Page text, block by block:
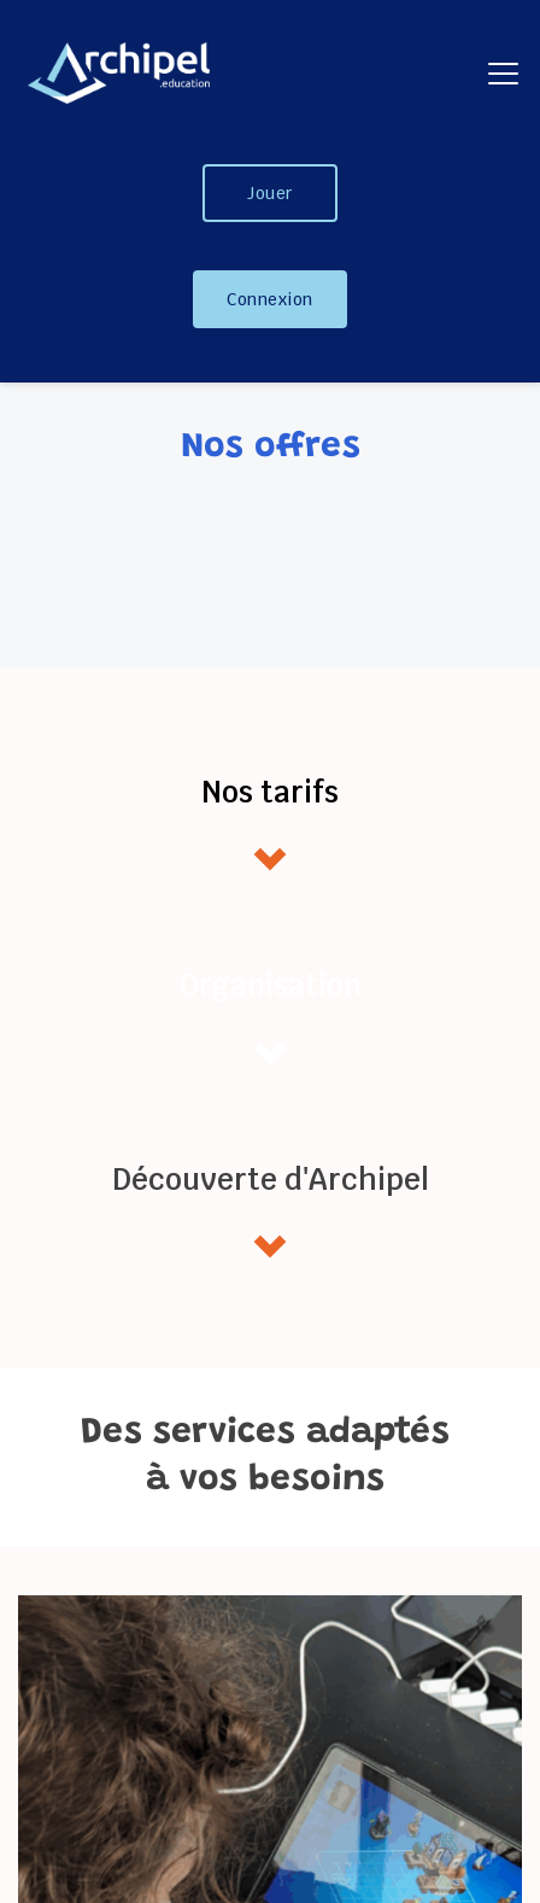
Jouer
Connexion
Nos offres
Nos tarifs
Découverte d'Archipel
Des services adaptés
à vos besoins